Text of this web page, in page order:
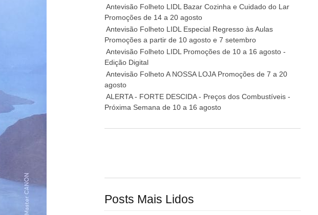
Antevisão Folheto LIDL Bazar Cozinha e Cuidado do Lar
Promoções de 14 a 20 agosto
Antevisão Folheto LIDL Especial Regresso às Aulas
Promoções a partir de 10 agosto e 7 setembro
Antevisão Folheto LIDL Promoções de 10 a 16 agosto -
Edição Digital
Antevisão Folheto A NOSSA LOJA Promoções de 7 a 20
agosto
ALERTA - FORTE DESCIDA - Preços dos Combustíveis -
Próxima Semana de 10 a 16 agosto
Posts Mais Lidos